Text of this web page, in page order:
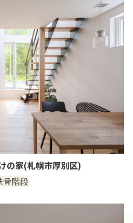
の家(札幌市厚別区)
骨階段